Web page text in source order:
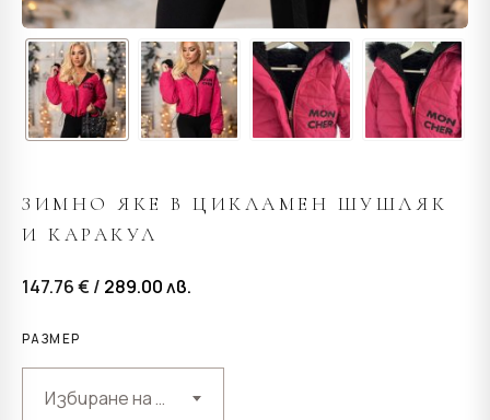
ЗИМНО ЯКЕ В ЦИКЛАМЕН ШУШЛЯК
И КАРАКУЛ
147.76 € / 289.00лв.
РАЗМЕР
Избиране на възможност